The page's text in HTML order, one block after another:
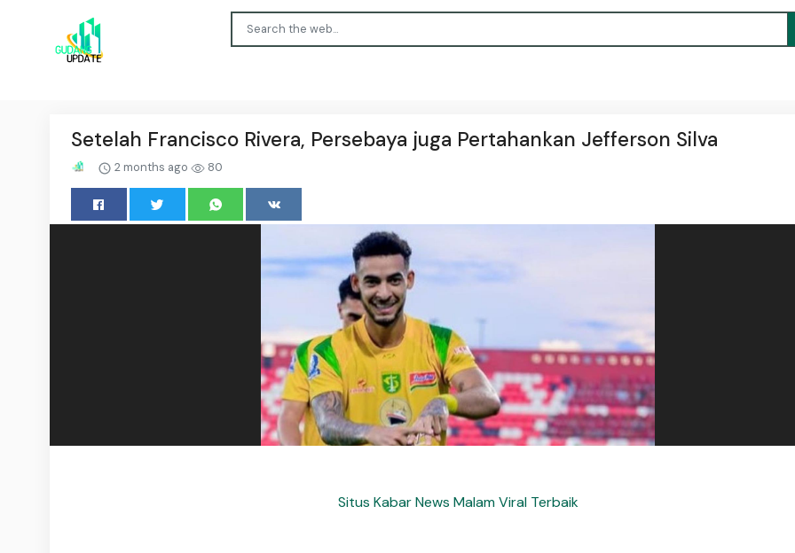
Setelah Francisco Rivera, Persebaya juga Pertahankan Jefferson Silva
2 months ago 80
Situs Kabar News Malam Viral Terbaik